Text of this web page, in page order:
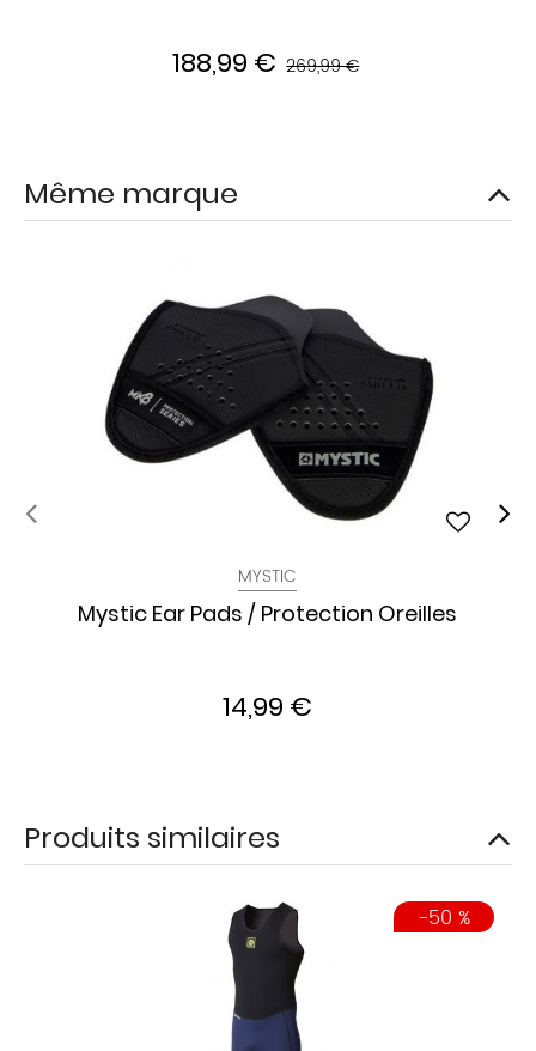
188,99 € 269,99 €
Même marque
MYSTIC
Mystic Ear Pads / Protection Oreilles
14,99 €
Produits similaires
-50 %